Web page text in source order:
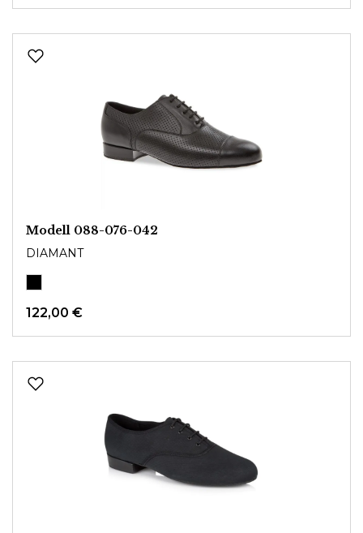
Modell 088-076-042
DIAMANT
122,00 €